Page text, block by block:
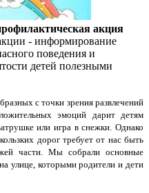
акция
- информирование
поведения и
детей полезными
с точки зрения развлечений
эмоций дарит детям
или игра в снежки. Однако
дорог требует от нас быть
части. Мы собрали основные
улице, которыми родители и дети